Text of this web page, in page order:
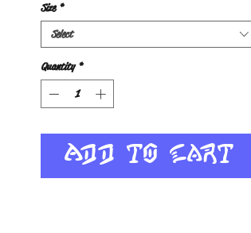
Size *
Select
Quantity *
Add to Cart